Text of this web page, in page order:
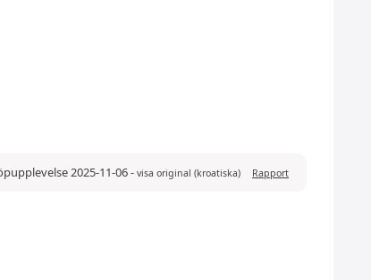
2025-11-06- visa original (kroatiska) Rapport